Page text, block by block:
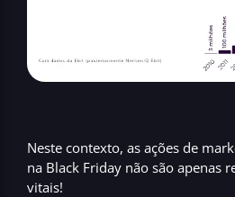
Neste contexto, as ações de
na Black Friday não são apenas
vitais!